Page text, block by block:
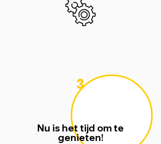
3
Nu is het tijd om te
genieten!